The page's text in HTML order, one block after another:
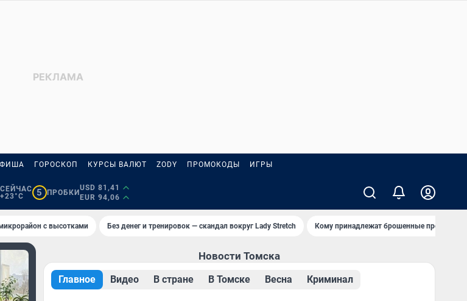
ГОРОСКОП КУРСЫ ВАЛЮТ ZODY ПРОМОКОДЫ ИГРЫ
СЕЙЧАС
+23°C
5 ПРОБКИ
USD 81,41
EUR 94,06
с высотками Без денег и тренировок — скандал вокруг Lady Stretch Кому принадлежат брошенные пробирки?
Новости Томска
Главное Видео В стране В Томске Весна Криминал